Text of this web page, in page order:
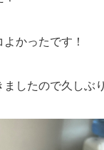
かったです！
したので久しぶ